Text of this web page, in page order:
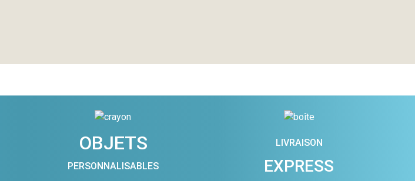
OBJETS
PERSONNALISABLES
LIVRAISON
EXPRESS